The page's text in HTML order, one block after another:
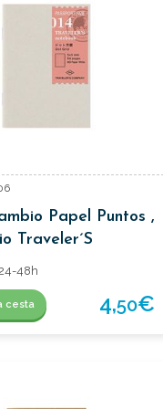
Papel Puntos ,
Traveler´s
48h
cesta 4,50€